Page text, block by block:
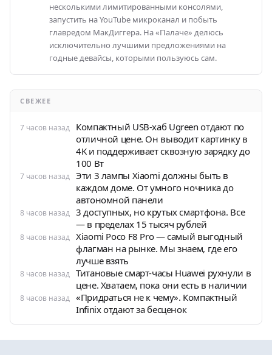
несколькими лимитированными консолями,
запустить на YouTube микроканал и побыть
главредом МакДиггера. На «Палаче» делюсь
исключительно лучшими предложениями на
годные девайсы, которыми пользуюсь сам.
СВЕЖЕЕ
7 часов назад
Компактный USB-хаб Ugreen отдают по
отличной цене. Он выводит картинку в
4K и поддерживает сквозную зарядку до
100 Вт
7 часов назад Эти 3 лампы Xiaomi должны быть в
каждом доме. От умного ночника до
автономной панели
8 часов назад 3 доступных, но крутых смартфона. Все
— в пределах 15 тысяч рублей
8 часов назад Xiaomi Poco F8 Pro — самый выгодный
флагман на рынке. Мы знаем, где его
лучше взять
8 часов назад Титановые смарт-часы Huawei рухнули в
цене. Хватаем, пока они есть в наличии
8 часов назад «Придраться не к чему». Компактный
Infinix отдают за бесценок